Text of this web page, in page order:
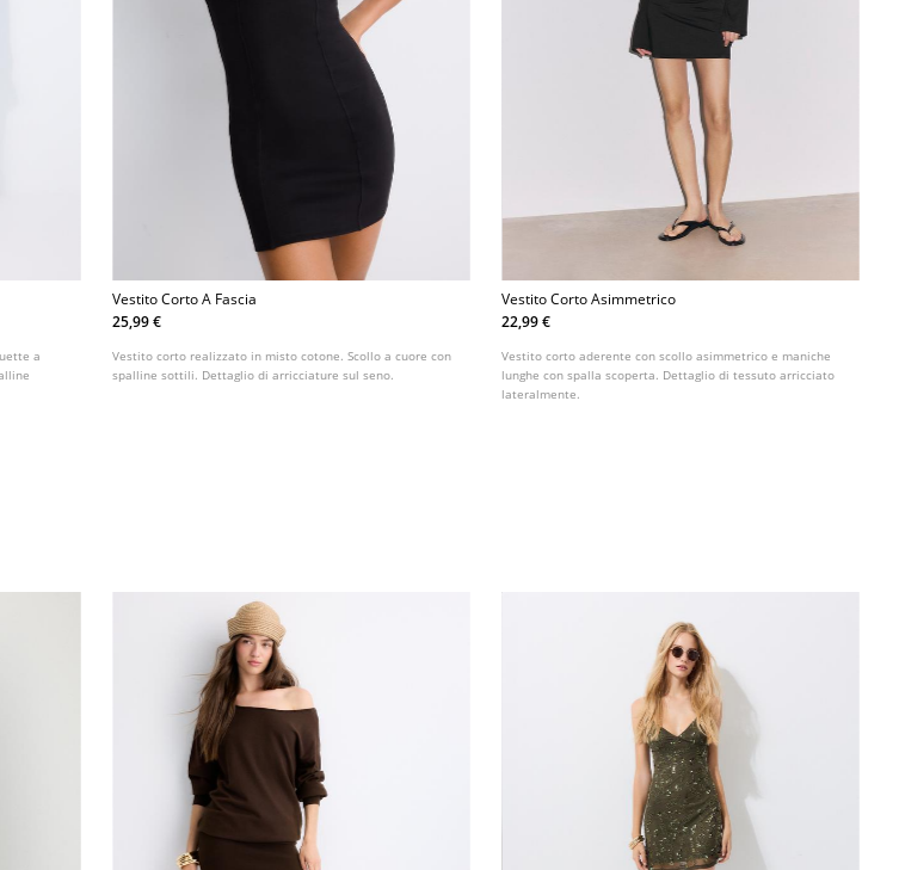
a
Vestito Corto A Fascia
25,99 €
Vestito corto realizzato in misto cotone. Scollo a cuore con
spalline sottili. Dettaglio di arricciature sul seno.
Vestito Corto Asimmetrico
22,99 €
Vestito corto aderente con scollo asimmetrico e maniche
lunghe con spalla scoperta. Dettaglio di tessuto arricciato
lateralmente.